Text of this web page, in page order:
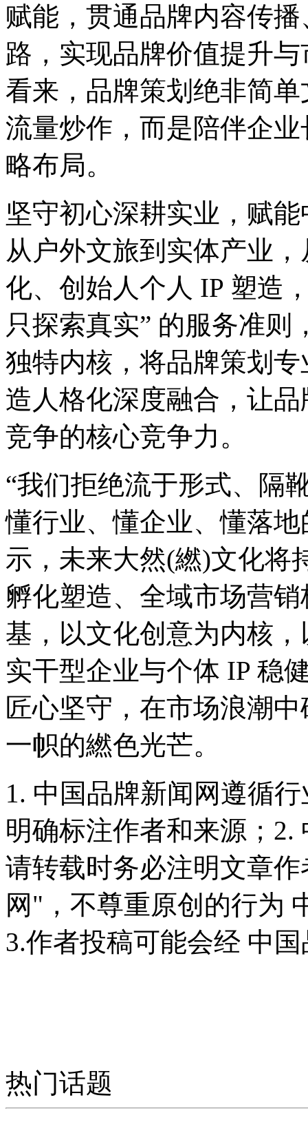
赋能，贯通品牌内容传
路，实现品牌价值提升
看来，品牌策划绝非简
流量炒作，而是陪伴企
略布局。
坚守初心深耕实业，赋
从户外文旅到实体产业
化、创始人个人 IP 塑造
只探索真实” 的服务准
独特内核，将品牌策划
造人格化深度融合，让
竞争的核心竞争力。
“我们拒绝流于形式、隔
懂行业、懂企业、懂落
示，未来大然(繎)文化将
孵化塑造、全域市场营
基，以文化创意为内核
实干型企业与个体 IP 稳
匠心坚守，在市场浪潮
一帜的繎色光芒。
1. 中国品牌新闻网遵循
明确标注作者和来源；
请转载时务必注明文章
网"，不尊重原创的行为
3.作者投稿可能会经 中
热门话题